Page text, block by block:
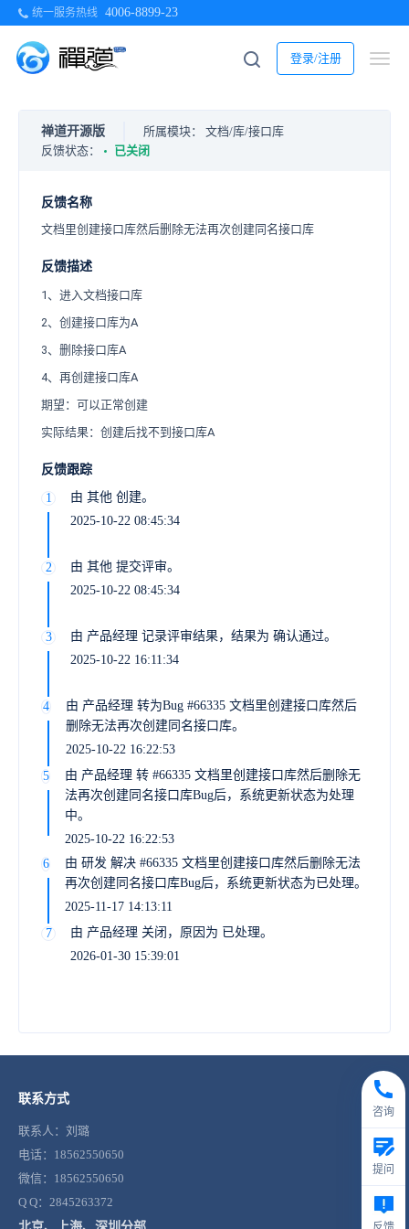
统一服务热线 4006-8899-23
登录/注册
禅道开源版 所属模块：
文档/库/接口库
反馈状态：
已关闭
反馈名称
文档里创建接口库然后删除无法再次创建同名接口库
反馈描述
1、进入文档接口库
2、创建接口库为A
3、删除接口库A
4、再创建接口库A
期望：可以正常创建
实际结果：创建后找不到接口库A
反馈跟踪
1
由 其他 创建。
2025-10-22 08:45:34
2
由 其他 提交评审。
2025-10-22 08:45:34
3
由 产品经理 记录评审结果，结果为 确认通过。
2025-10-22 16:11:34
4
由 产品经理 转为Bug #66335 文档里创建接口库然后
删除无法再次创建同名接口库。
2025-10-22 16:22:53
5
由 产品经理 转 #66335 文档里创建接口库然后删除无
法再次创建同名接口库Bug后，系统更新状态为处理
中。
2025-10-22 16:22:53
6
由 研发 解决 #66335 文档里创建接口库然后删除无法
再次创建同名接口库Bug后，系统更新状态为已处理。
2025-11-17 14:13:11
7
由 产品经理 关闭，原因为 已处理。
2026-01-30 15:39:01
联系方式
联系人：刘璐
电话：18562550650
微信：18562550650
Q Q：2845263372
咨询
提问